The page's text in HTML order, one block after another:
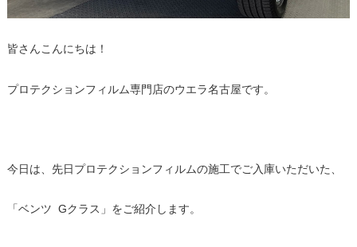
皆さんこんにちは！
プロテクションフィルム専門店のウエラ名古屋です。
今日は、先日プロテクションフィルムの施工でご入庫いただいた、
「ベンツ Gクラス」をご紹介します。